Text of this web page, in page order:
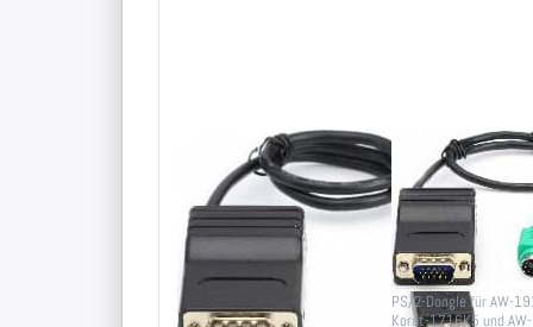
CAT5 KVM
Dongle, 1xVGA
und 1x USB
Connector
Dongle für AW-1916K5,
Korat-1716K5 und AW-
CAT5 KVM
Dongle,
und 2x PS/2
Connector
PS/2-Dongle für AW-
Korat-1716K5 und AW-